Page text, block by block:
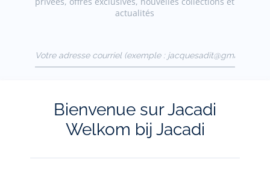
actualités
(exemple :
jacquesadit@gmail.com)
Bienvenue sur Jacadi
Welkom bij Jacadi